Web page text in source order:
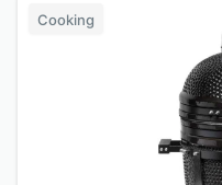
Cooking